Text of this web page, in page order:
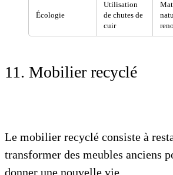
Écologie
Utilisation
de chutes de
cuir
11. Mobilier recyclé
Le mobilier recyclé consiste à
transformer des meubles anciens
donner une nouvelle vie.